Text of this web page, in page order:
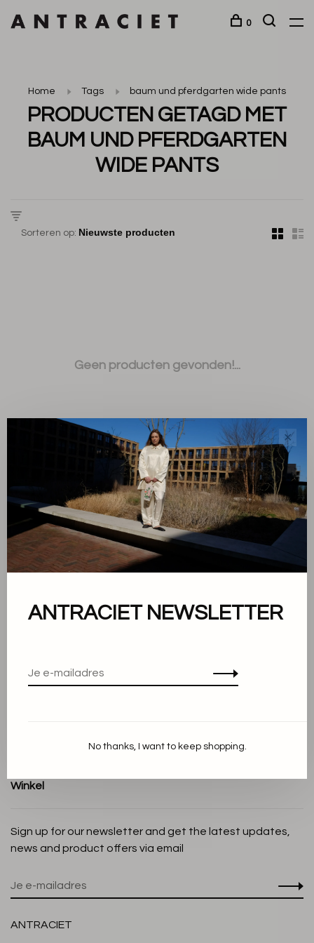
0
Home Tags baum und pferdgarten wide pants
PRODUCTEN GETAGD MET
BAUM UND PFERDGARTEN
WIDE PANTS
Sorteren op:
Geen producten gevonden!...
Sorteren op:
Toon 1 - 0 van 0
Over ons
Privacy Policy
Winkel
Sign up for our newsletter and get the latest updates,
news and product offers via email
ANTRACIET
✕
ANTRACIET NEWSLETTER
No thanks, I want to keep shopping.